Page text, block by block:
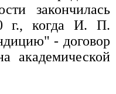
закончилась
г., когда И. П.
- договор
академической